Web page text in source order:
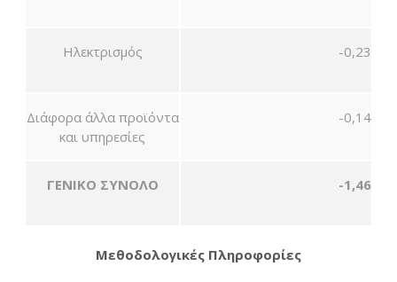
Ηλεκτρισμός -0,23
Διάφορα άλλα προϊόντα
και υπηρεσίες
-0,14
ΓΕΝΙΚΟ ΣΥΝΟΛΟ -1,46
Μεθοδολογικές Πληροφορίες